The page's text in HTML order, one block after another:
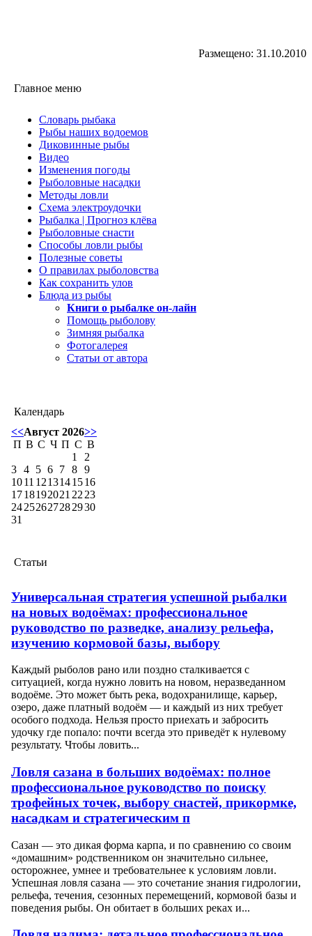
Размещено: 31.10.2010
Главное меню
Словарь рыбака
Рыбы наших водоемов
Диковинные рыбы
Видео
Изменения погоды
Рыболовные насадки
Методы ловли
Схема электроудочки
Рыбалка | Прогноз клёва
Рыболовные снасти
Способы ловли рыбы
Полезные советы
О правилах рыболовства
Как сохранить улов
Блюда из рыбы
Книги о рыбалке он-лайн
Помощь рыболову
Зимняя рыбалка
Фотогалерея
Статьи от автора
Календарь
<<Август 2026>>
П В С Ч П С В
1
2
3 4 5 6 7 8 9
1011 1213141516
1718192021 22 23
24252627282930
31
Статьи
Универсальная стратегия успешной рыбалки
на новых водоёмах: профессиональное
руководство по разведке, анализу рельефа,
изучению кормовой базы, выбору
Каждый рыболов рано или поздно сталкивается с
ситуацией, когда нужно ловить на новом, неразведанном
водоёме. Это может быть река, водохранилище, карьер,
озеро, даже платный водоём — и каждый из них требует
особого подхода. Нельзя просто приехать и забросить
удочку где попало: почти всегда это приведёт к нулевому
результату. Чтобы ловить...
Ловля сазана в больших водоёмах: полное
профессиональное руководство по поиску
трофейных точек, выбору снастей, прикормке,
насадкам и стратегическим п
Сазан — это дикая форма карпа, и по сравнению со своим
«домашним» родственником он значительно сильнее,
осторожнее, умнее и требовательнее к условиям ловли.
Успешная ловля сазана — это сочетание знания гидрологии,
рельефа, течения, сезонных перемещений, кормовой базы и
поведения рыбы. Он обитает в больших реках и...